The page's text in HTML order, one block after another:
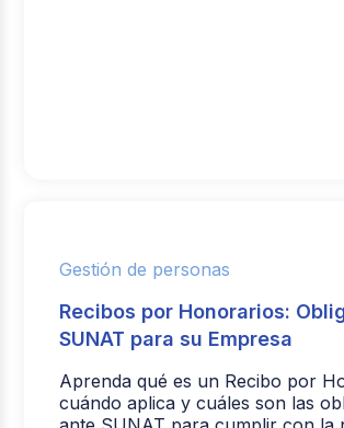
Gestión de personas
Recibos por Honorarios:
SUNAT para su Empresa
Aprenda qué es un Recibo por
cuándo aplica y cuáles son las